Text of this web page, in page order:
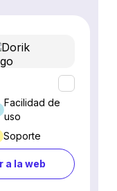
Facilidad de
uso
Soporte
a la web